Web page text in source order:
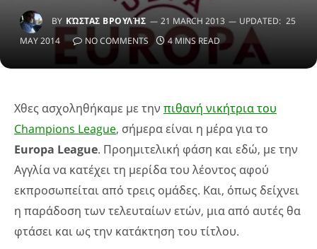
BY ΚΏΣΤΑΣ ΒΡΟΥΛΉΣ 21 MARCH 2013 UPDATED: 25
MAY 2014
NO COMMENTS 4 MINS READ
Χθες ασχοληθήκαμε με την πιθανή νικήτρια του
Champions League, σήμερα είναι η μέρα για το
Europa League. Προημιτελική φάση και εδώ, με την
Αγγλία να κατέχει τη μερίδα του λέοντος αφού
εκπροσωπείται από τρεις ομάδες. Και, όπως δείχνει
η παράδοση των τελευταίων ετών, μια από αυτές θα
φτάσει και ως την κατάκτηση του τίτλου.